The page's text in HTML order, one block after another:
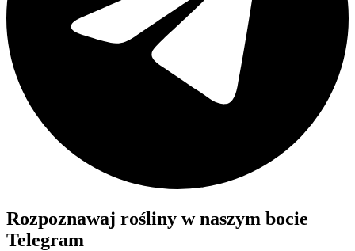
Rozpoznawaj rośliny w naszym bocie
Telegram